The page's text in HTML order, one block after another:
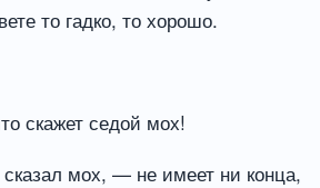
то гадко, то хорошо.
скажет седой мох!
мох, — не имеет ни конца,